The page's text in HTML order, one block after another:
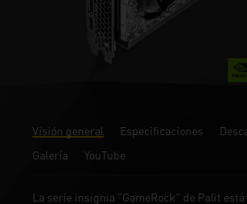
Visión general Especificaciones
Galería
YouTube
La serie insignia "GameRock" de Palit